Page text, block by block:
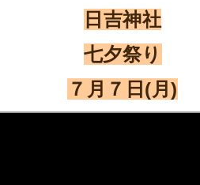
日吉神社
七夕祭り
７月７日(月)